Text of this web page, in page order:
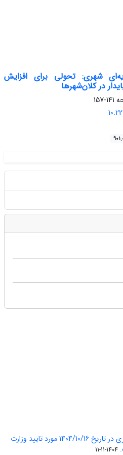
شهری: تحولی برای افزایش
در کلان‌شهرها
141-157
فصلنامه سیاستگذاری پیشرفت شهری در تاریخ 1404/10/16 مورد تایید وزارت
1404-11-11